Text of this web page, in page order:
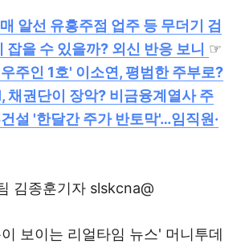
알선 유흥주점 업주 등 무더기 검
잡을 수 있을까? 외신 반응 보니 ☞
주인 1호' 이소연, 평범한 주부로?
채권단이 장악? 비금융계열사 주
설 '한달간 주가 반토막'…임직원·
김종훈기자 slskcna@
보이는 리얼타임 뉴스' 머니투데